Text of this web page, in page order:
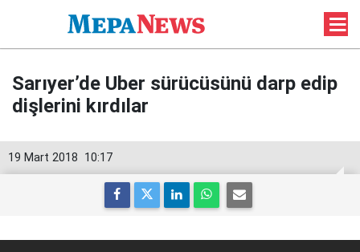
Sarıyer’de Uber sürücüsünü darp edip
dişlerini kırdılar
10:17
19 Mart 2018